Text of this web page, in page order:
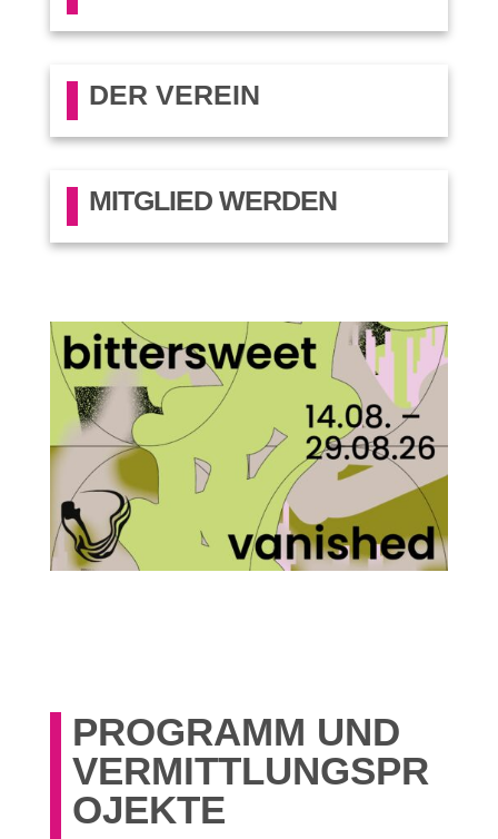
DER VEREIN
MITGLIED WERDEN
PROGRAMM UND
VERMITTLUNGSPR
OJEKTE